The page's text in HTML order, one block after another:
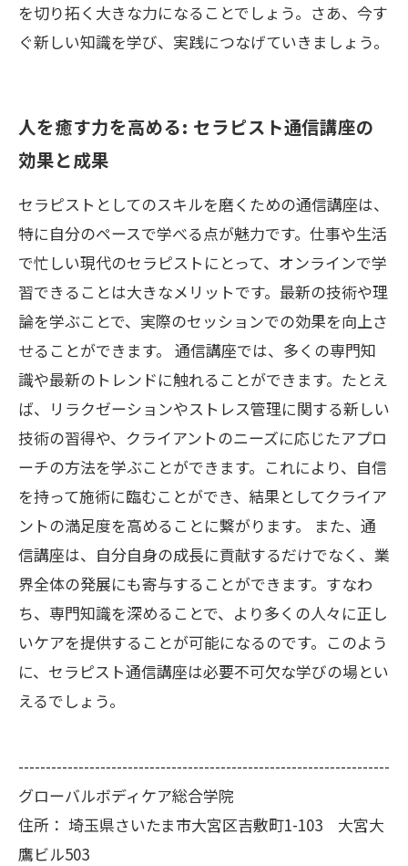
を切り拓く大きな力になることでしょう。さあ、今す
ぐ新しい知識を学び、実践につなげていきましょう。
人を癒す力を高める: セラピスト通信講座の
効果と成果
セラピストとしてのスキルを磨くための通信講座は、
特に自分のペースで学べる点が魅力です。仕事や生活
で忙しい現代のセラピストにとって、オンラインで学
習できることは大きなメリットです。最新の技術や理
論を学ぶことで、実際のセッションでの効果を向上さ
せることができます。 通信講座では、多くの専門知
識や最新のトレンドに触れることができます。たとえ
ば、リラクゼーションやストレス管理に関する新しい
技術の習得や、クライアントのニーズに応じたアプロ
ーチの方法を学ぶことができます。これにより、自信
を持って施術に臨むことができ、結果としてクライア
ントの満足度を高めることに繋がります。 また、通
信講座は、自分自身の成長に貢献するだけでなく、業
界全体の発展にも寄与することができます。すなわ
ち、専門知識を深めることで、より多くの人々に正し
いケアを提供することが可能になるのです。このよう
に、セラピスト通信講座は必要不可欠な学びの場とい
えるでしょう。
--------------------------------------------------------------------
グローバルボディケア総合学院
住所： 埼玉県さいたま市大宮区吉敷町1-103 大宮大
鷹ビル503